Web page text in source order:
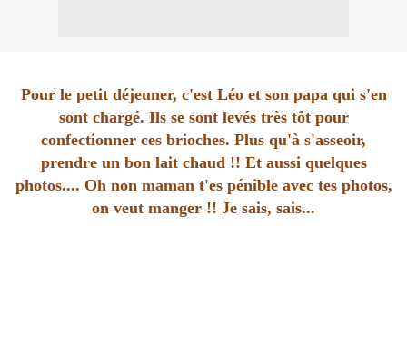
Pour le petit déjeuner, c'est Léo et son papa qui s'en
sont chargé. Ils se sont levés très tôt pour
confectionner ces brioches. Plus qu'à s'asseoir,
prendre un bon lait chaud !! Et aussi quelques
photos.... Oh non maman t'es pénible avec tes photos,
on veut manger !! Je sais, sais...